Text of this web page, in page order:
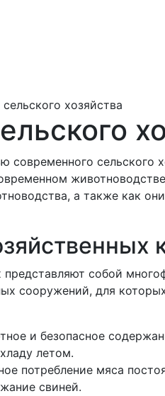
хозяйства
современного сельского
а также как
собой
сооружений, для
и безопасное
летом.
потребление мяса
свиней.